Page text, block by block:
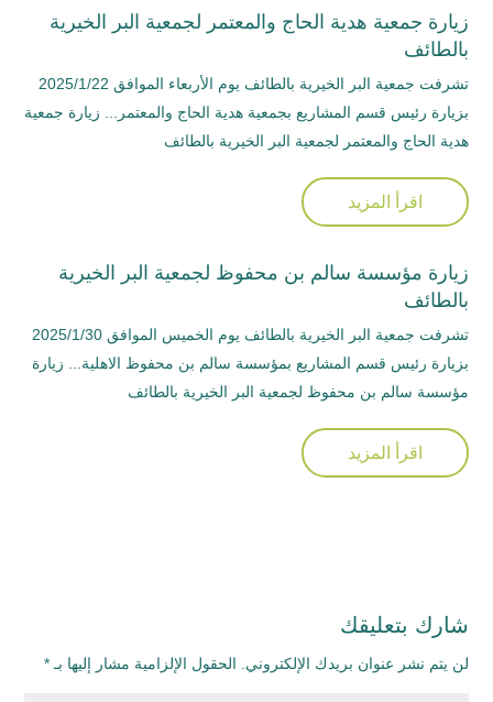
زيارة جمعية هدية الحاج والمعتمر لجمعية البر الخيرية
بالطائف
تشرفت جمعية البر الخيرية بالطائف يوم الأربعاء الموافق 2025/1/22
بزيارة رئيس قسم المشاريع بجمعية هدية الحاج والمعتمر... زيارة جمعية
هدية الحاج والمعتمر لجمعية البر الخيرية بالطائف
اقرأ المزيد
زيارة مؤسسة سالم بن محفوظ لجمعية البر الخيرية
بالطائف
تشرفت جمعية البر الخيرية بالطائف يوم الخميس الموافق 2025/1/30
بزيارة رئيس قسم المشاريع بمؤسسة سالم بن محفوظ الاهلية... زيارة
مؤسسة سالم بن محفوظ لجمعية البر الخيرية بالطائف
اقرأ المزيد
شارك بتعليقك
لن يتم نشر عنوان بريدك الإلكتروني. الحقول الإلزامية مشار إليها بـ *